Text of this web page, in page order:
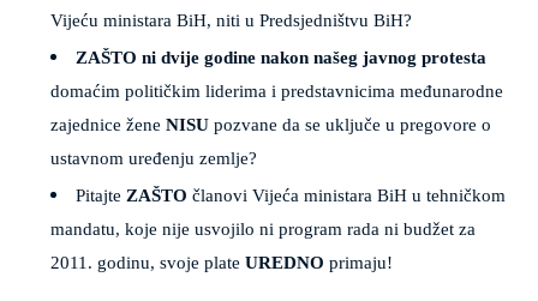
Vijeću ministara BiH, niti u Predsjedništvu BiH?
ZAŠTO ni dvije godine nakon našeg javnog protesta
domaćim političkim liderima i predstavnicima međunarodne
zajednice ženeNISUpozvane da se uključe u pregovore o
ustavnom uređenju zemlje?
Pitajte ZAŠTO članovi Vijeća ministara BiH u tehničkom
mandatu, koje nije usvojilo ni program rada ni budžet za
2011. godinu, svoje plateUREDNO primaju!